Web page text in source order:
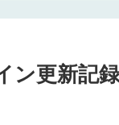
更新記